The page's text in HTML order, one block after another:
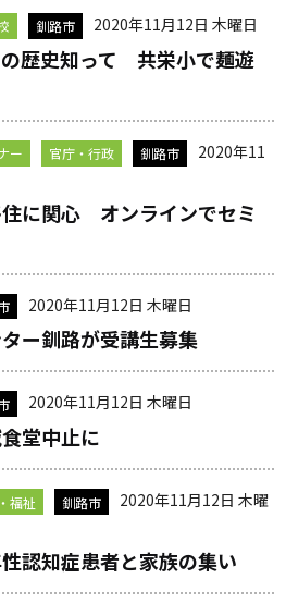
釧路市 2020年11月12日 木曜日
歴史知って 共栄小で麺遊
ー 官庁・行政 釧路市
2020年11
に関心 オンラインでセミ
2020年11月12日 木曜日
ー釧路が受講生募集
2020年11月12日 木曜日
堂中止に
福祉 釧路市
2020年11月12日 木曜
認知症患者と家族の集い